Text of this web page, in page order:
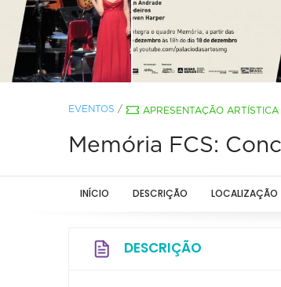
EVENTOS / APRESENTAÇÃO ARTÍSTICA
Memória FCS:
INÍCIO DESCRIÇÃO LOCALIZAÇÃO
DESCRIÇÃO